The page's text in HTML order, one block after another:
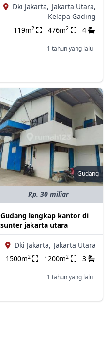
Dki Jakarta, Jakarta Utara,
Kelapa Gading
119m2 476m2 4
1 tahun yang lalu
Gudang
Rp. 30 miliar
Gudang lengkap kantor di
sunter jakarta utara
Dki Jakarta, Jakarta Utara
1500m2 1200m2 3
1 tahun yang lalu